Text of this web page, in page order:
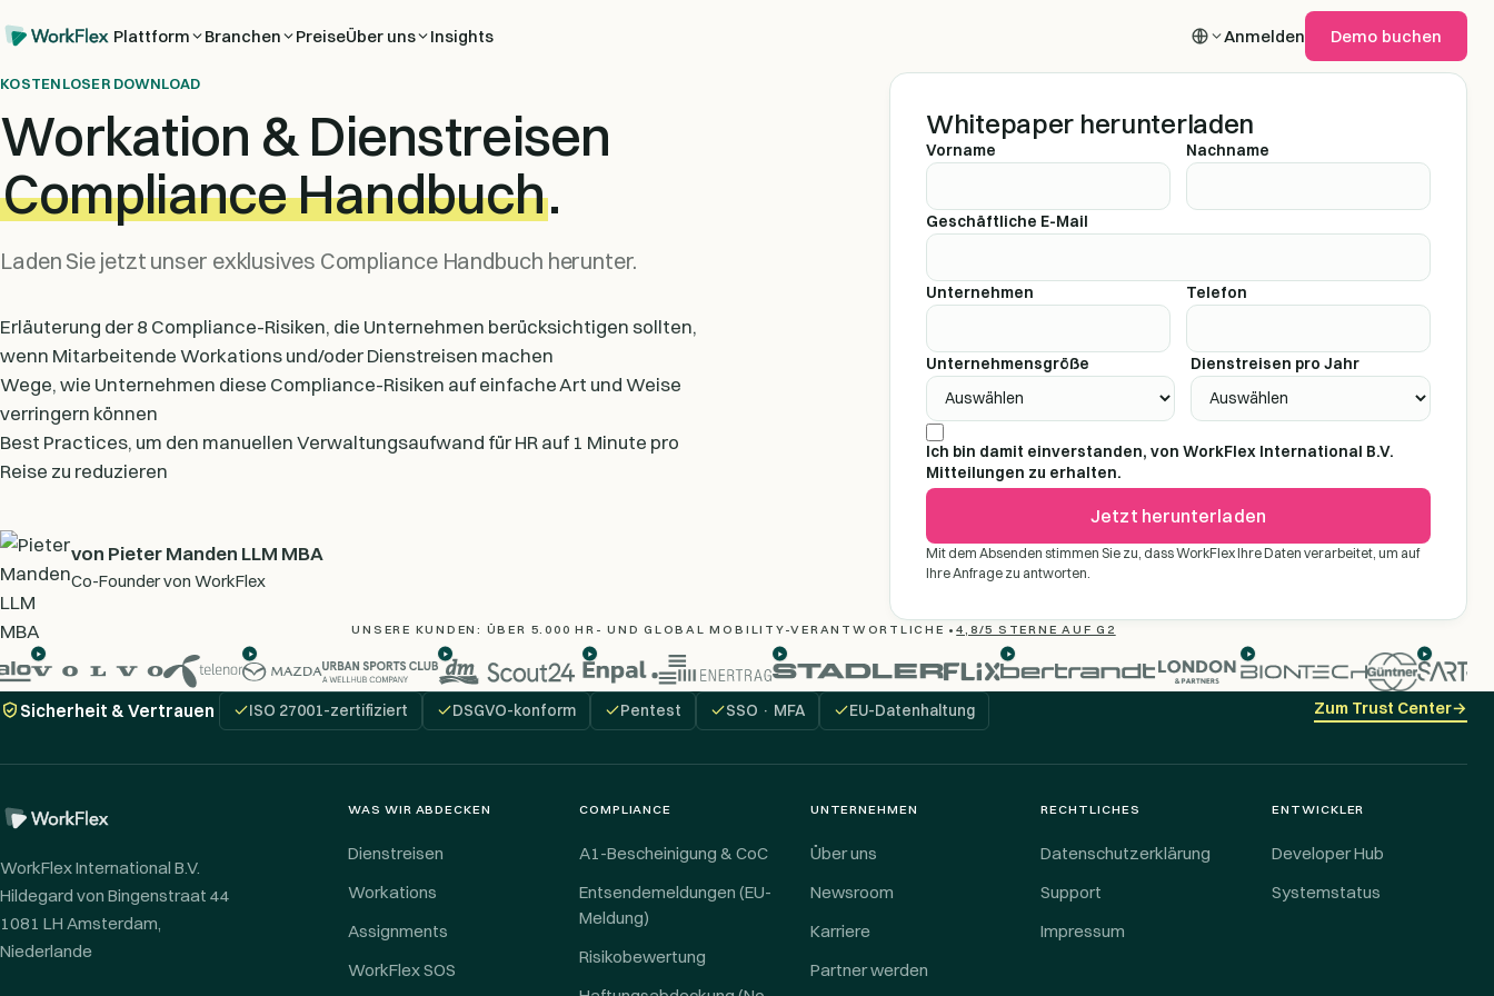
Plattform Branchen PreiseÜber uns Insights Anmelden Demo buchen
KOSTENLOSER DOWNLOAD
Workation & Dienstreisen
Compliance Handbuch.
Laden Sie jetzt unser exklusives Compliance Handbuch herunter.
Erläuterung der 8 Compliance-Risiken, die Unternehmen berücksichtigen sollten,
wenn Mitarbeitende Workations und/oder Dienstreisen machen
Wege, wie Unternehmen diese Compliance-Risiken auf einfache Art und Weise
verringern können
Best Practices, um den manuellen Verwaltungsaufwand für HR auf 1 Minute pro
Reise zu reduzieren
von Pieter Manden LLM MBA
Co-Founder von WorkFlex
Whitepaper herunterladen
Vorname Nachname
Geschäftliche E-Mail
Unternehmen Telefon
Unternehmensgröße Dienstreisen pro Jahr
Ich bin damit einverstanden, von WorkFlex International B.V.
Mitteilungen zu erhalten.
Jetzt herunterladen
Mit dem Absenden stimmen Sie zu, dass WorkFlex Ihre Daten verarbeitet, um auf
Ihre Anfrage zu antworten.
UNSERE KUNDEN: ÜBER 5.000 HR- UND GLOBAL MOBILITY-VERANTWORTLICHE •4,8/5 STERNE AUF G2
Sicherheit & Vertrauen ISO 27001-zertifiziert DSGVO-konform Pentest SSO · MFA EU-Datenhaltung Zum Trust Center→
WorkFlex International B.V.
Hildegard von Bingenstraat 44
1081 LH Amsterdam,
Niederlande
WAS WIR ABDECKEN
Dienstreisen
Workations
Assignments
WorkFlex SOS
COMPLIANCE
A1-Bescheinigung & CoC
Entsendemeldungen (EU-
Meldung)
Risikobewertung
UNTERNEHMEN
Über uns
Newsroom
Karriere
Partner werden
RECHTLICHES
Datenschutzerklärung
Support
Impressum
ENTWICKLER
Developer Hub
Systemstatus